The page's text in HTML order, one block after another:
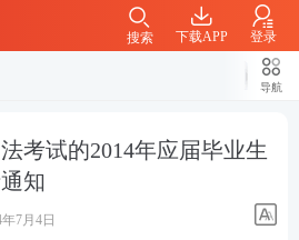
下载APP 登录
搜索
导航
考试的2014年应届毕业生
知
7月4日